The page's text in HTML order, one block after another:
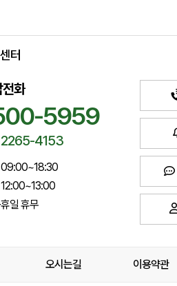
터
전화
5959
4153
일 휴무
오시는길 이용약관